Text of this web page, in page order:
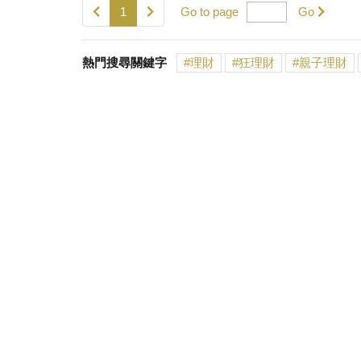
1 Go to page Go
熱門搜尋關鍵字 理財 狂理財 親子理財